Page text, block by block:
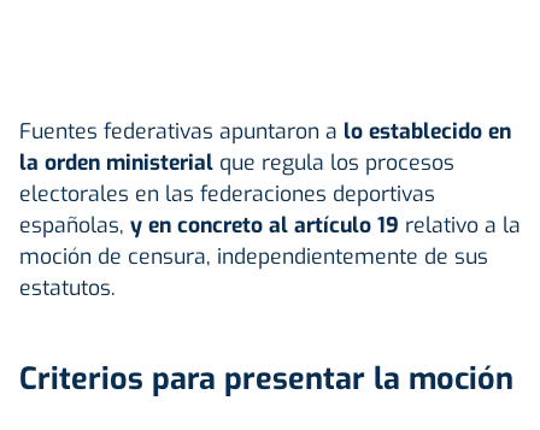
Fuentes federativas apuntaron a lo establecido en
la orden ministerial que regula los procesos
electorales en las federaciones deportivas
españolas, y en concreto al artículo 19 relativo a la
moción de censura, independientemente de sus
estatutos.
Criterios para presentar la moción